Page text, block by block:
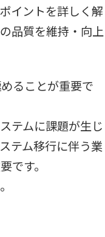
イントを詳しく解
品質を維持・向上
ることが重要で
テムに課題が生じ
テム移行に伴う業
です。